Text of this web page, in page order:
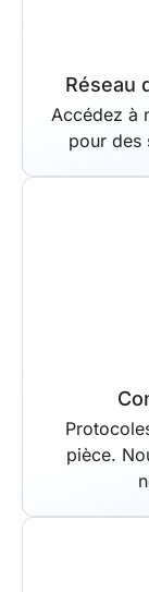
Réseau
Accédez à
pour des
pièce.